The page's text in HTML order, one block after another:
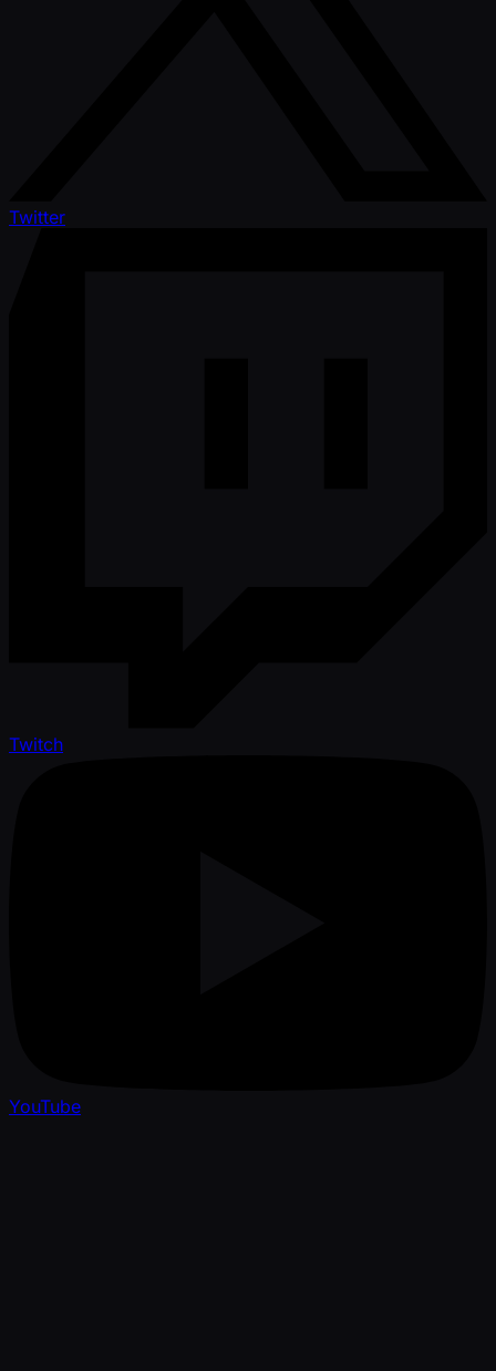
Twitter
Twitch
YouTube